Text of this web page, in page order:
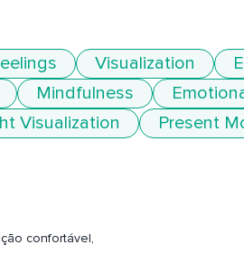
Visualization
Mindfulness
Visualization
Present
confortável,